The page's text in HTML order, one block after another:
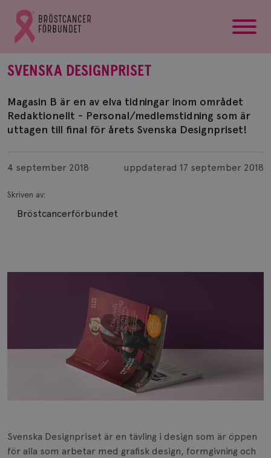
Gå
till
Bröstcancerförbundets
SVENSKA DESIGNPRISET
Magasin B är en av elva tidningar inom området
Redaktionellt - Personal/medlemstidning som är
uttagen till final för årets Svenska Designpriset!
Publicerad
4 september 2018 uppdaterad 17 september 2018
Skriven av:
Bröstcancerförbundet
Svenska Designpriset är en tävling i design som är öppen
för alla som arbetar med grafisk design, formgivning och